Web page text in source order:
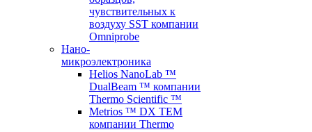
чувствительных к
воздуху SST компании
Omniprobe
Нано-
микроэлектроника
Helios NanoLab ™
DualBeam ™ компании
Thermo Scientific ™
Metrios ™ DX TEM
компании Thermo